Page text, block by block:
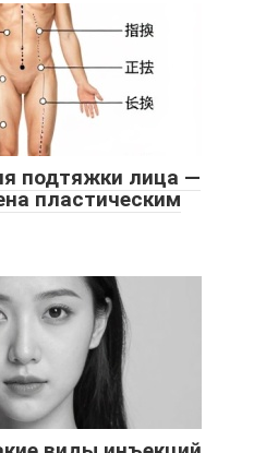
подтяжки лица —
пластическим